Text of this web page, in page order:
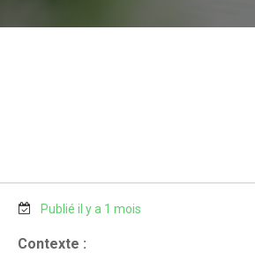
Publié il y a 1 mois
Contexte :